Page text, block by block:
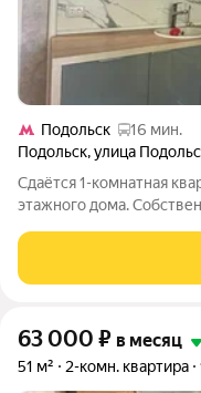
Подольск
16 мин.
Подольск,улица
Сдаётся 1-комнатная
этажного дома.
оплачиваются
детьми, можно с
63 000 ₽ в месяц
51 м² 2-комн. квартира